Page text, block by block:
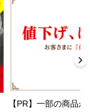
【PR】一部の商品